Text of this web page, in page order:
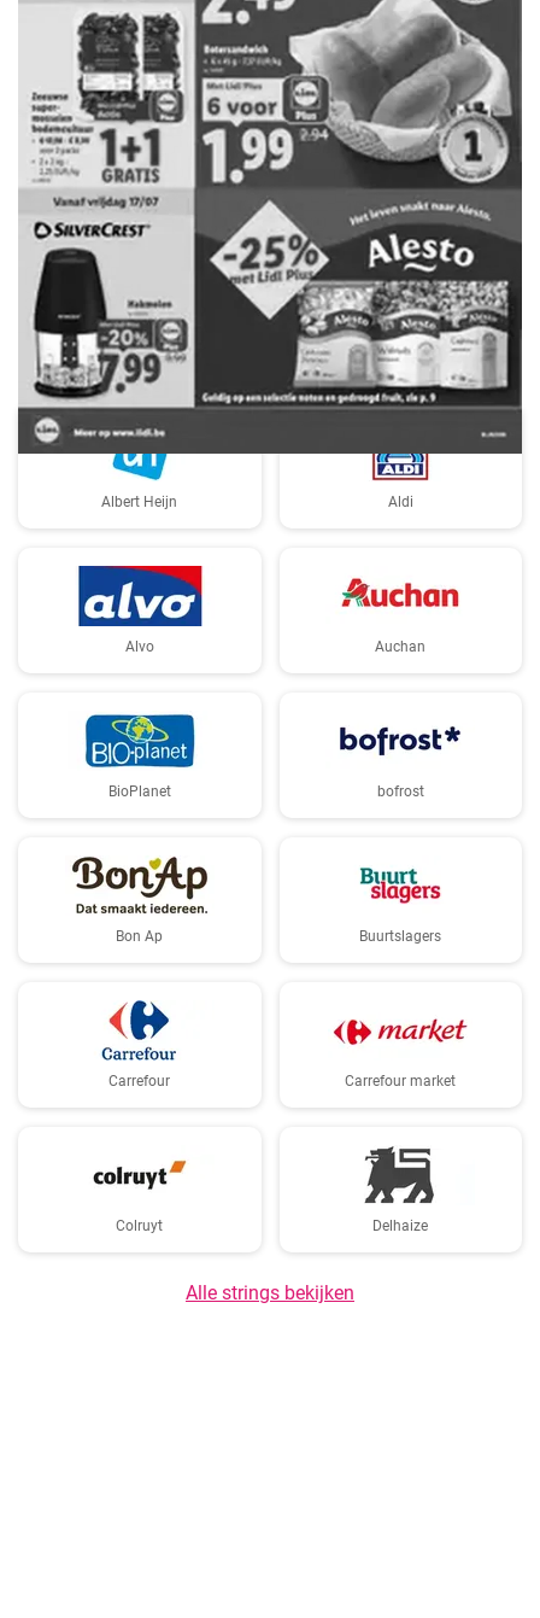
ADVERTENTIE
Albert Heijn Aldi
Alvo Auchan
BioPlanet bofrost
Bon Ap Buurtslagers
Carrefour Carrefour market
Colruyt Delhaize
Alle strings bekijken